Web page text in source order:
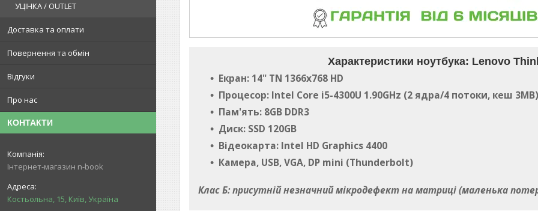
УЦІНКА / OUTLET
Доставка та оплати
Повернення та обмін
Відгуки
Про нас
КОНТАКТИ
Інтернет-магазин n-book
Костьольна, 15, Київ, Україна
Характеристики ноутбука: Lenovo
Екран: 14" TN 1366x768 HD
Процесор: Intel Core i5-4300U 1.90GHz (2 ядра/4 потоки, кеш 3MB)
Пам'ять: 8GB DDR3
Диск: SSD 120GB
Відеокарта: Intel HD Graphics 4400
Камера, USB, VGA, DP mini (Thunderbolt)
Клас Б: присутній незначний мікродефект на матриці (маленька